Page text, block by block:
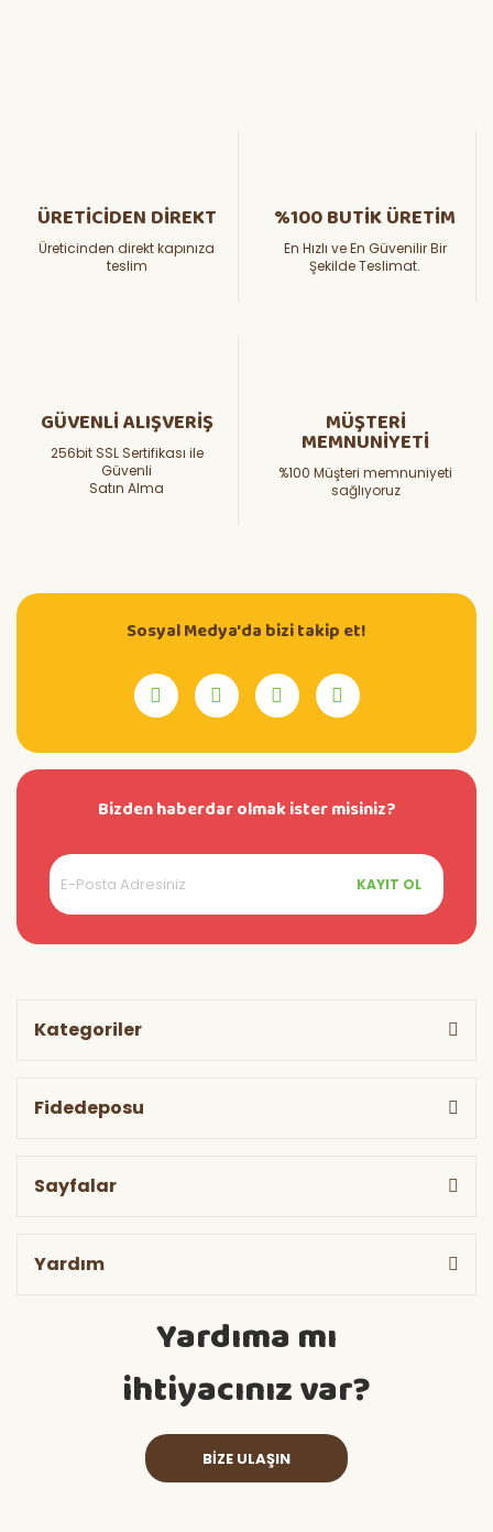
ÜRETİCİDEN DİREKT
Üreticinden direkt kapınıza
teslim
%100 BUTİK ÜRETİM
En Hızlı ve En Güvenilir Bir
Şekilde Teslimat.
GÜVENLİ ALIŞVERİŞ
256bit SSL Sertifikası ile
Güvenli
Satın Alma
MÜŞTERİ
MEMNUNİYETİ
%100 Müşteri memnuniyeti
sağlıyoruz
Sosyal Medya'da bizi takip et!
Bizden haberdar olmak ister misiniz?
KAYIT OL
Kategoriler
Fidedeposu
Sayfalar
Yardım
Yardıma mı
ihtiyacınız var?
BİZE ULAŞIN